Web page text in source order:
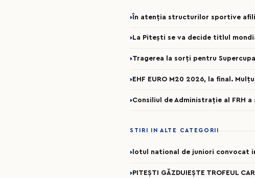
În atenția structurilor sportive
La Pitești se va decide titlul
Tragerea la sorți pentru
EHF EURO M20 2026, la final.
Consiliul de Administrație al FRH
STIRI IN ALTE CATEGORII
lotul national de juniori convocat
PITEȘTI GĂZDUIEȘTE TROFEUL